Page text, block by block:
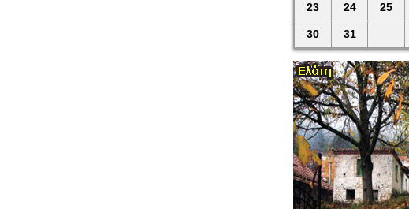
23 24 25
30 31